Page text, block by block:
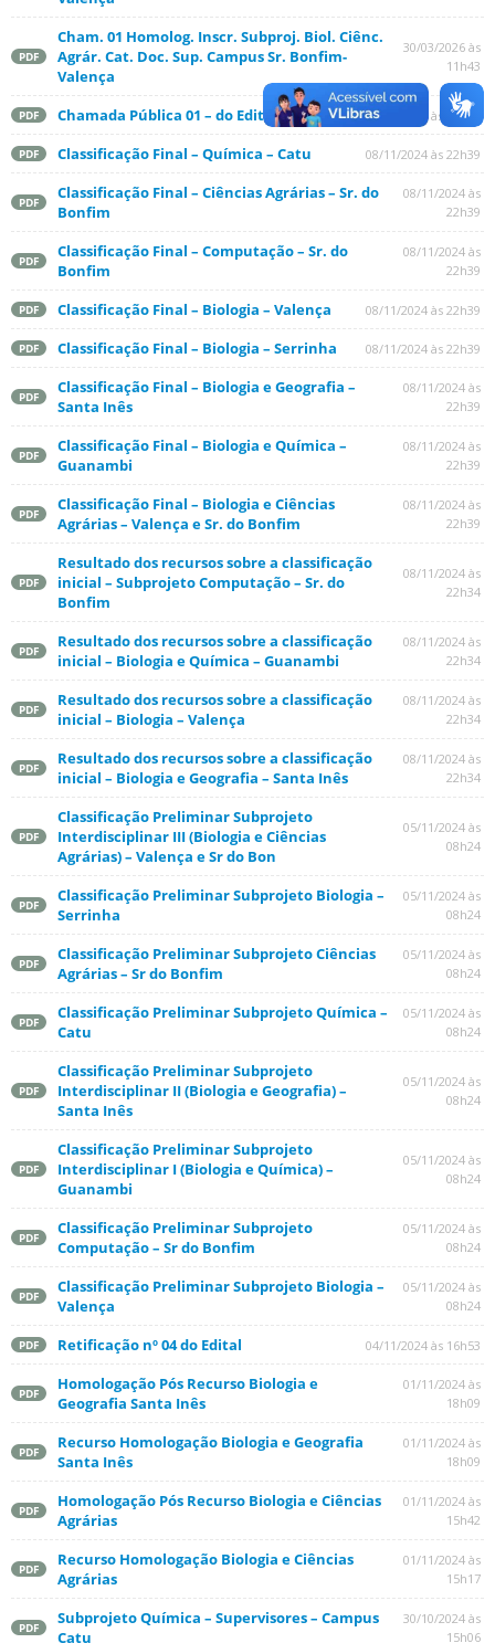
PDF
Cham. 01 Homolog. Inscr. Subproj. Biol. Ciênc.
Agrár. Cat. Doc. Sup. Campus Sr. Bonfim-
Valença
30/03/2026 às
11h43
PDF Chamada Pública 01 – do Edital nº 210 18/03/2026 às 15h47
PDF Classificação Final – Química – Catu 08/11/2024 às 22h39
PDF
Classificação Final – Ciências Agrárias – Sr. do
Bonfim
08/11/2024 às
22h39
PDF
Classificação Final – Computação – Sr. do
Bonfim
08/11/2024 às
22h39
PDF Classificação Final – Biologia – Valença 08/11/2024 às 22h39
PDF Classificação Final – Biologia – Serrinha 08/11/2024 às 22h39
PDF
Classificação Final – Biologia e Geografia –
Santa Inês
08/11/2024 às
22h39
PDF
Classificação Final – Biologia e Química –
Guanambi
08/11/2024 às
22h39
PDF
Classificação Final – Biologia e Ciências
Agrárias – Valença e Sr. do Bonfim
08/11/2024 às
22h39
PDF
Resultado dos recursos sobre a classificação
inicial – Subprojeto Computação – Sr. do
Bonfim
08/11/2024 às
22h34
PDF
Resultado dos recursos sobre a classificação
inicial – Biologia e Química – Guanambi
08/11/2024 às
22h34
PDF
Resultado dos recursos sobre a classificação
inicial – Biologia – Valença
08/11/2024 às
22h34
PDF
Resultado dos recursos sobre a classificação
inicial – Biologia e Geografia – Santa Inês
08/11/2024 às
22h34
PDF
Classificação Preliminar Subprojeto
Interdisciplinar III (Biologia e Ciências
Agrárias) – Valença e Sr do Bon
05/11/2024 às
08h24
PDF
Classificação Preliminar Subprojeto Biologia –
Serrinha
05/11/2024 às
08h24
PDF
Classificação Preliminar Subprojeto Ciências
Agrárias – Sr do Bonfim
05/11/2024 às
08h24
PDF
Classificação Preliminar Subprojeto Química –
Catu
05/11/2024 às
08h24
PDF
Classificação Preliminar Subprojeto
Interdisciplinar II (Biologia e Geografia) –
Santa Inês
05/11/2024 às
08h24
PDF
Classificação Preliminar Subprojeto
Interdisciplinar I (Biologia e Química) –
Guanambi
05/11/2024 às
08h24
PDF
Classificação Preliminar Subprojeto
Computação – Sr do Bonfim
05/11/2024 às
08h24
PDF
Classificação Preliminar Subprojeto Biologia –
Valença
05/11/2024 às
08h24
PDF Retificação nº 04 do Edital 04/11/2024 às 16h53
PDF
Homologação Pós Recurso Biologia e
Geografia Santa Inês
01/11/2024 às
18h09
PDF
Recurso Homologação Biologia e Geografia
Santa Inês
01/11/2024 às
18h09
PDF
Homologação Pós Recurso Biologia e Ciências
Agrárias
01/11/2024 às
15h42
PDF
Recurso Homologação Biologia e Ciências
Agrárias
01/11/2024 às
15h17
PDF
Subprojeto Química – Supervisores – Campus
Catu
30/10/2024 às
15h06